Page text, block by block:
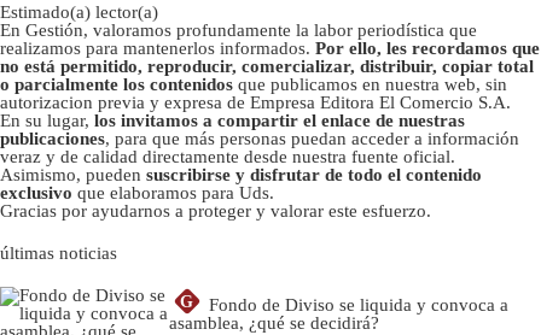
Estimado(a) lector(a)
En Gestión, valoramos profundamente la labor periodística que
realizamos para mantenerlos informados. Por ello, les recordamos que
no está permitido, reproducir, comercializar, distribuir, copiar total
o parcialmente los contenidos que publicamos en nuestra web, sin
autorizacion previa y expresa de Empresa Editora El Comercio S.A.
En su lugar, los invitamos a compartir el enlace de nuestras
publicaciones, para que más personas puedan acceder a información
veraz y de calidad directamente desde nuestra fuente oficial.
Asimismo, pueden suscribirse y disfrutar de todo el contenido
exclusivo que elaboramos para Uds.
Gracias por ayudarnos a proteger y valorar este esfuerzo.
últimas noticias
G
Fondo de Diviso se liquida y convoca a
asamblea, ¿qué se decidirá?